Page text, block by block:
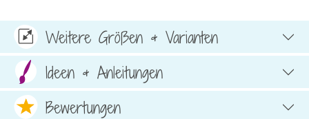
Weitere Größen & Varianten
Ideen & Anleitungen
Bewertungen